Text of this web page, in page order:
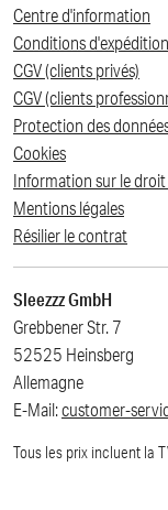
Centre d'information
Conditions d'expédition
CGV (clients privés)
CGV (clients
Protection des
Cookies
Information sur le
Mentions légales
Résilier le contrat
Sleezzz GmbH
Grebbener Str. 7
52525 Heinsberg
Allemagne
E-Mail:customer-
Tous les prix incluent la